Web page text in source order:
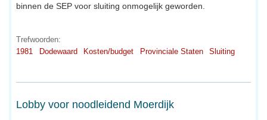
binnen de SEP voor sluiting onmogelijk geworden.
Trefwoorden:
1981
Dodewaard Kosten/budget Provinciale Staten Sluiting
Lobby voor noodleidend Moerdijk